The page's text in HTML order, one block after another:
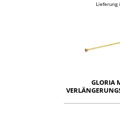
Lieferung
GLORIA